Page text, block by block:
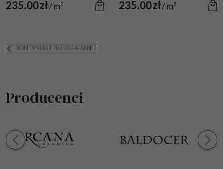
235.00zł/ m² 235.00zł/ m²
KONTYNUUJ PRZEGLĄDANIE
Producenci